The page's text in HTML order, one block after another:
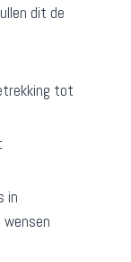
dit de
tot
in
wensen